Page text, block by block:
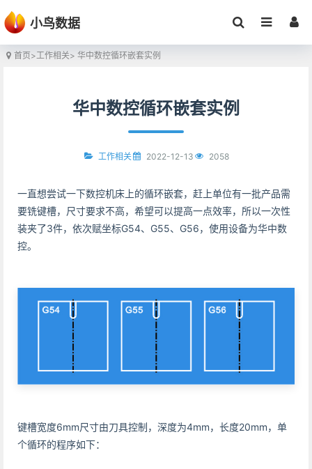
小鸟数据
首页>工作相关> 华中数控循环嵌套实例
华中数控循环嵌套实例
工作相关 2022-12-13 2058
一直想尝试一下数控机床上的循环嵌套，赶上单位有一批产品需
要铣键槽，尺寸要求不高，希望可以提高一点效率，所以一次性
装夹了3件，依次赋坐标G54、G55、G56，使用设备为华中数
控。
键槽宽度6mm尺寸由刀具控制，深度为4mm，长度20mm，单
个循环的程序如下：